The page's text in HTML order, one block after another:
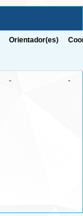
Orientador(es)
- -